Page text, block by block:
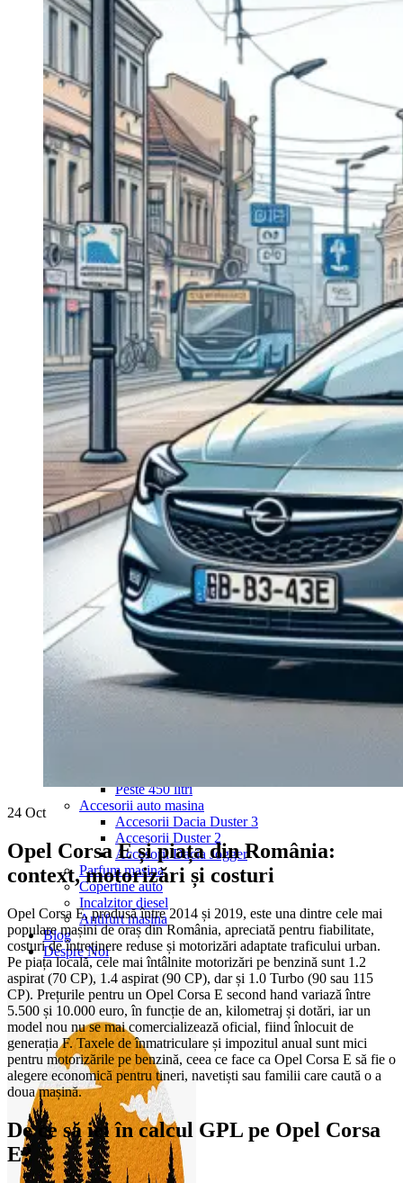
Navigatie Duster 2011
Navigatie Duster 2019
Audi
Navigatie Audi A3 8p
Navigatie Audi A4
Navigatie Audi A4 B6
Navigatie Audi A4 B7
Navigatie Audi A4 B8
Navigatie Audi A5
Navigatie Audi A6 C5
Navigatie Audi A6 C6
Navigatie Audi A6 C7
Navigatie Audi Q5
Ford
Navigație Ford Fiesta
Navigație Ford Focus 1
Navigație Ford Focus 2
Navigație Ford Focus MK3
Navigație Ford Mondeo MK3
Navigație Ford Mondeo MK4
Navigație Ford Transit
Mercedes
Navigație Mercedes C Class W203
Navigație Mercedes C Class W204
Navigație Mercedes W203
Navigație Mercedes W204
Navigație Mercedes W211
Navigație Mercedes Sprinter
Passat
Navigație Passat B5
Navigație Passat B5 5
Navigație Passat B6
Navigație Passat B7
Navigație Passat B8
Navigație Passat CC
Skoda
Navigație Skoda Fabia 1
Navigație Skoda Fabia 2
Navigație Skoda Octavia 1
Navigație Skoda Octavia 2
Navigație Skoda Octavia 3
Navigație Skoda Rapid
Navigație Skoda Superb 1
Navigație Skoda Superb 2
Peste 450 litri
Accesorii auto masina
Accesorii Dacia Duster 3
Accesorii Duster 2
Accesorii Dacia Jogger
Parfum masina
Copertine auto
Incalzitor diesel
Antifurt masina
Blog
Despre Noi
24 Oct
Opel Corsa E și piața din România:
context, motorizări și costuri
Opel Corsa E, produsă între 2014 și 2019, este una dintre cele mai
populare mașini de oraș din România, apreciată pentru fiabilitate,
costuri de întreținere reduse și motorizări adaptate traficului urban.
Pe piața locală, cele mai întâlnite motorizări pe benzină sunt 1.2
aspirat (70 CP), 1.4 aspirat (90 CP), dar și 1.0 Turbo (90 sau 115
CP). Prețurile pentru un Opel Corsa E second hand variază între
5.500 și 10.000 euro, în funcție de an, kilometraj și dotări, iar un
model nou nu se mai comercializează oficial, fiind înlocuit de
generația F. Taxele de înmatriculare și impozitul anual sunt mici
pentru motorizările pe benzină, ceea ce face ca Opel Corsa E să fie o
alegere economică pentru tineri, navetiști sau familii care caută o a
doua mașină.
De ce să iei în calcul GPL pe Opel Corsa
E?